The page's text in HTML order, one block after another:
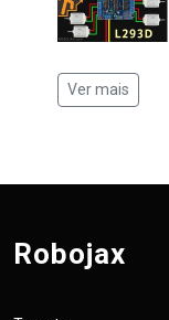
Ver mais
Robojax